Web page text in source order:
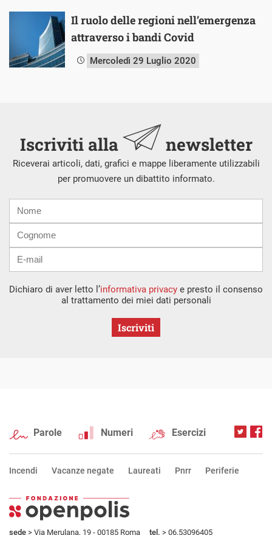
Il ruolo delle regioni nell’emergenza
attraverso i bandi Covid
Mercoledì 29 Luglio 2020
Iscriviti alla newsletter
Riceverai articoli, dati, grafici e mappe liberamente utilizzabili
per promuovere un dibattito informato.
mail
Dichiaro di aver letto l’informativa privacy e presto il consenso
al trattamento dei miei dati personali
Iscriviti
Parole Numeri Esercizi
Incendi Vacanze negate Laureati Pnrr Periferie
sede > Via Merulana, 19 - 00185 Roma tel. > 06.53096405